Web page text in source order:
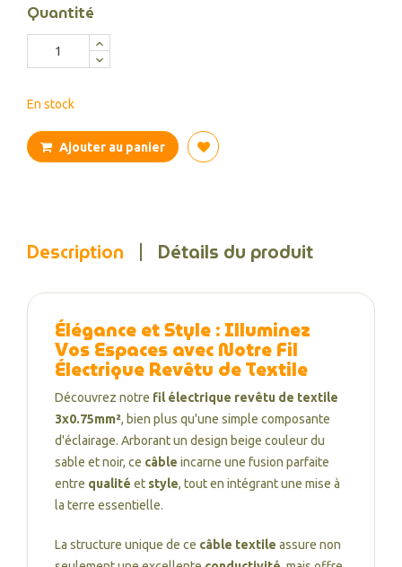
Quantité
En stock
Ajouter au panier
Description Détails du produit
Élégance et Style : Illuminez
Vos Espaces avec Notre Fil
Électrique Revêtu de Textile
Découvrez notre fil électrique revêtu de textile
3x0.75mm², bien plus qu'une simple composante
d'éclairage. Arborant un design beige couleur du
sable et noir, ce câble incarne une fusion parfaite
entre qualité et style, tout en intégrant une mise à
la terre essentielle.
La structure unique de ce câble textile assure non